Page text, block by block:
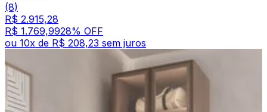
(8)
R$ 2.915,28
R$ 1.769,9928% OFF
ou 10x de R$ 208,23 sem juros